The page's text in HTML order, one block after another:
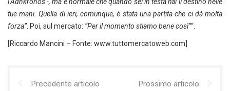
tue mani. Quella di ieri, comunque, è stata una partita che ci dà molta
forza”. Poi, sul mercato: “Per il momento stiamo bene così”“.
[Riccardo Mancini – Fonte: www.tuttomercatoweb.com]
Precedente articolo Prossimo articolo